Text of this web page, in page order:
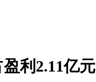
利2.11亿元